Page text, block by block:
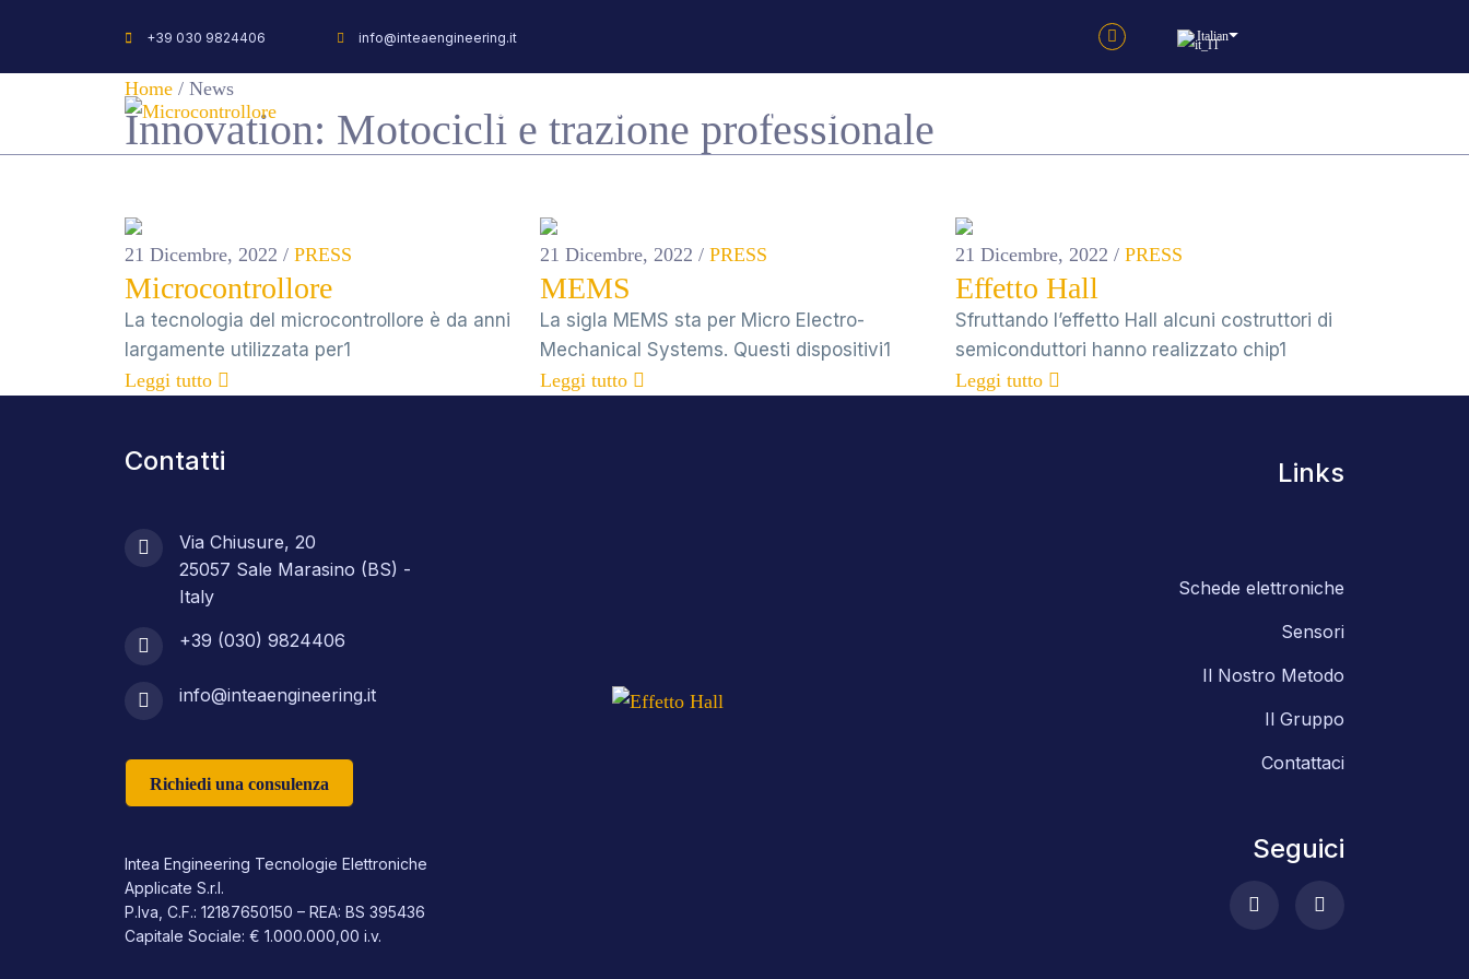
+39 030 9824406 info@inteaengineering.it Italian
Schede Elettroniche Il Nostro Metodo
Home / News
Innovation: Motocicli e trazione professionale
21 Dicembre, 2022 / PRESS
Microcontrollore
La tecnologia del microcontrollore è da anni
largamente utilizzata per1
Leggi tutto
21 Dicembre, 2022 / PRESS
MEMS
La sigla MEMS sta per Micro Electro-
Mechanical Systems. Questi dispositivi1
Leggi tutto
21 Dicembre, 2022 / PRESS
Effetto Hall
Sfruttando l’effetto Hall alcuni costruttori di
semiconduttori hanno realizzato chip1
Leggi tutto
Contatti
Via Chiusure, 20
25057 Sale Marasino (BS) -
Italy
+39 (030) 9824406
info@inteaengineering.it
Richiedi una consulenza
Intea Engineering Tecnologie Elettroniche
Applicate S.r.l.
P.Iva, C.F.: 12187650150 – REA: BS 395436
Capitale Sociale: € 1.000.000,00 i.v.
Links
Schede elettroniche
Sensori
Il Nostro Metodo
Il Gruppo
Contattaci
Seguici